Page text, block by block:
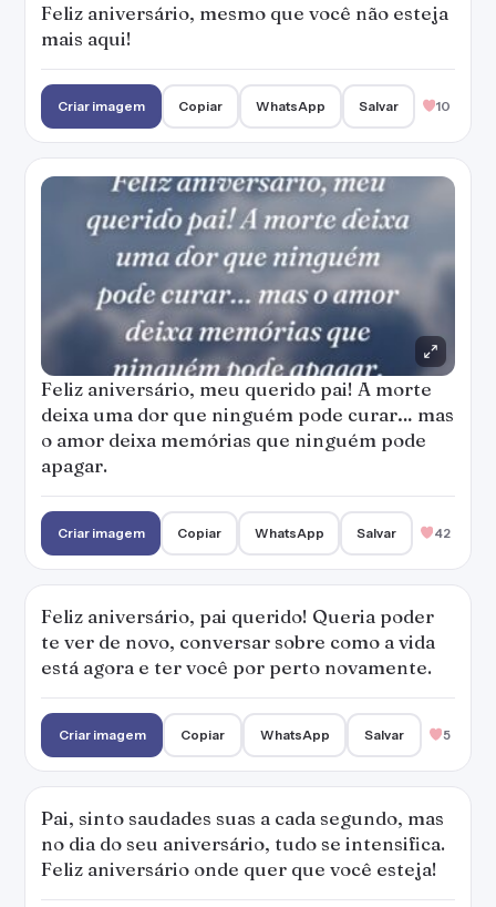
Feliz aniversário, mesmo que você não esteja
mais aqui!
Criar imagem Copiar WhatsApp Salvar 10
Feliz aniversário, meu querido pai! A morte
deixa uma dor que ninguém pode curar… mas
o amor deixa memórias que ninguém pode
apagar.
Criar imagem Copiar WhatsApp Salvar 42
Feliz aniversário, pai querido! Queria poder
te ver de novo, conversar sobre como a vida
está agora e ter você por perto novamente.
Criar imagem Copiar WhatsApp Salvar 5
Pai, sinto saudades suas a cada segundo, mas
no dia do seu aniversário, tudo se intensifica.
Feliz aniversário onde quer que você esteja!